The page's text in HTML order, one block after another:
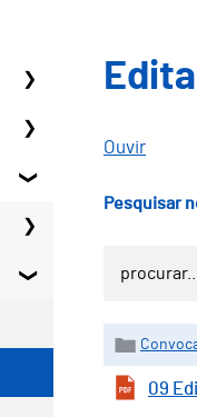
Ouvir
Pesquisar
09